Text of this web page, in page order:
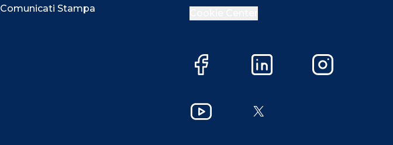
Comunicati Stampa
Facebook LinkedIn Instagram
YouTube X
Accetta Più opzioni